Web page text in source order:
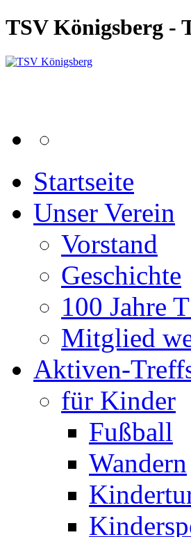
TSV Königsberg -
Startseite
Unser Verein
Vorstand
Geschichte
100 Jahre
Mitglied
Aktiven-
für Kinder
Fußball
Wandern